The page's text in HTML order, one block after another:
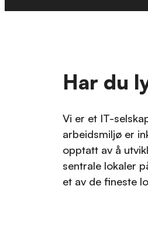
Har du
Vi er et IT-
arbeidsmiljø er
opptatt av å
sentrale lokaler
et av de fineste